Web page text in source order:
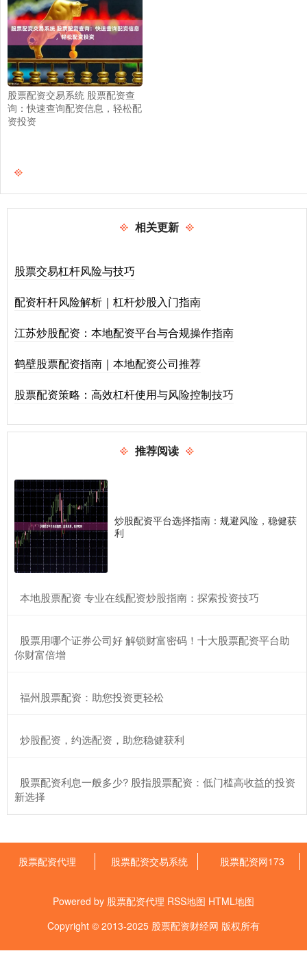
股票配资交易系统 股票配资查
询：快速查询配资信息，轻松配
资投资
相关更新
股票交易杠杆风险与技巧
配资杆杆风险解析｜杠杆炒股入门指南
江苏炒股配资：本地配资平台与合规操作指南
鹤壁股票配资指南｜本地配资公司推荐
股票配资策略：高效杠杆使用与风险控制技巧
推荐阅读
炒股配资平台选择指南：规避风险，稳健获
利
​本地股票配资 专业在线配资炒股指南：探索投资技巧
​股票用哪个证券公司好 解锁财富密码！十大股票配资平台助
你财富倍增
​福州股票配资：助您投资更轻松
​炒股配资，约选配资，助您稳健获利
​股票配资利息一般多少? 股指股票配资：低门槛高收益的投资
新选择
股票配资代理 股票配资交易系统 股票配资网173
Powered by 股票配资代理 RSS地图 HTML地图
Copyright © 2013-2025 股票配资财经网 版权所有